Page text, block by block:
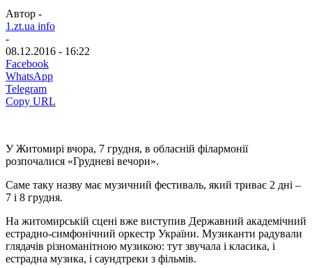
Автор -
1.zt.ua info
-
08.12.2016 - 16:22
Facebook
WhatsApp
Telegram
Copy URL
У Житомирі вчора, 7 грудня, в обласній філармонії
розпочалися «Грудневі вечори».
Саме таку назву має музичний фестиваль, який триває 2 дні –
7 і 8 грудня.
На житомирській сцені вже виступив Державний академічний
естрадно-симфонічний оркестр України. Музиканти радували
глядачів різноманітною музикою: тут звучала і класика, і
естрадна музика, і саундтреки з фільмів.